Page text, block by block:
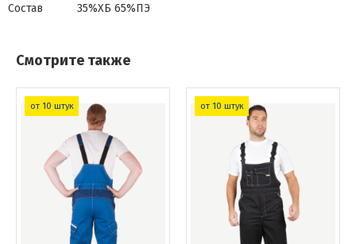
Состав
35%ХБ 65%ПЭ
Смотрите также
от 10 штук от 10 штук